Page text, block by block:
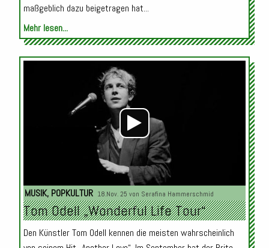
maßgeblich dazu beigetragen hat...
Mehr lesen...
Audio-
Player
MUSIK, POPKULTUR 18.Nov. 25 von Serafina Hammerschmid
Tom Odell „Wonderful Life Tour“
Den Künstler Tom Odell kennen die meisten wahrscheinlich